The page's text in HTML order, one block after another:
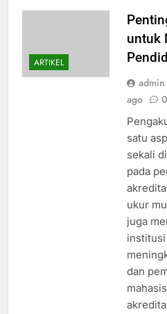
ARTIKEL
untuk
admin
ago
0
satu
sekali
pada
ukur
juga
dan